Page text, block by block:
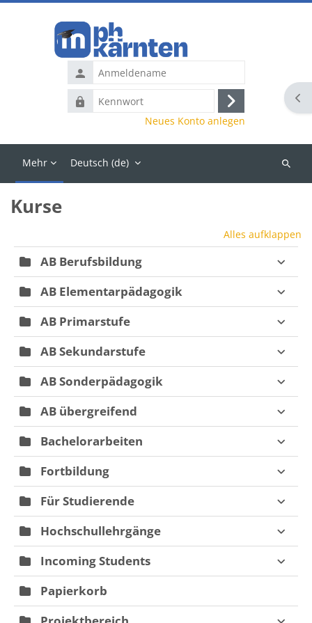
Anmeldename
Kennwort
Anmelden
Neues Konto anlegen
Mehr Deutsch ‎(de)‎
Kurse
Blöcke
Kurse
Alles aufklappen
AB Berufsbildung
AB Elementarpädagogik
AB Primarstufe
AB Sekundarstufe
AB Sonderpädagogik
AB übergreifend
Bachelorarbeiten
Fortbildung
Für Studierende
Hochschullehrgänge
Incoming Students
Papierkorb